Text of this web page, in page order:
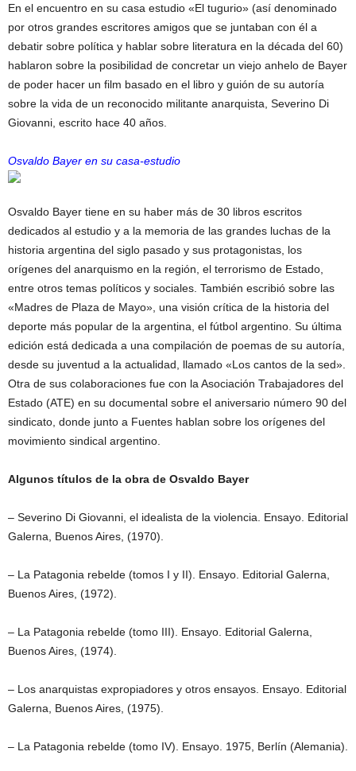
En el encuentro en su casa estudio «El tugurio» (así denominado
por otros grandes escritores amigos que se juntaban con él a
debatir sobre política y hablar sobre literatura en la década del 60)
hablaron sobre la posibilidad de concretar un viejo anhelo de Bayer
de poder hacer un film basado en el libro y guión de su autoría
sobre la vida de un reconocido militante anarquista, Severino Di
Giovanni, escrito hace 40 años.
Osvaldo Bayer en su casa-estudio
Osvaldo Bayer tiene en su haber más de 30 libros escritos
dedicados al estudio y a la memoria de las grandes luchas de la
historia argentina del siglo pasado y sus protagonistas, los
orígenes del anarquismo en la región, el terrorismo de Estado,
entre otros temas políticos y sociales. También escribió sobre las
«Madres de Plaza de Mayo», una visión crítica de la historia del
deporte más popular de la argentina, el fútbol argentino. Su última
edición está dedicada a una compilación de poemas de su autoría,
desde su juventud a la actualidad, llamado «Los cantos de la sed».
Otra de sus colaboraciones fue con la Asociación Trabajadores del
Estado (ATE) en su documental sobre el aniversario número 90 del
sindicato, donde junto a Fuentes hablan sobre los orígenes del
movimiento sindical argentino.
Algunos títulos de la obra de Osvaldo Bayer
– Severino Di Giovanni, el idealista de la violencia. Ensayo. Editorial
Galerna, Buenos Aires, (1970).
– La Patagonia rebelde (tomos I y II). Ensayo. Editorial Galerna,
Buenos Aires, (1972).
– La Patagonia rebelde (tomo III). Ensayo. Editorial Galerna,
Buenos Aires, (1974).
– Los anarquistas expropiadores y otros ensayos. Ensayo. Editorial
Galerna, Buenos Aires, (1975).
– La Patagonia rebelde (tomo IV). Ensayo. 1975, Berlín (Alemania).